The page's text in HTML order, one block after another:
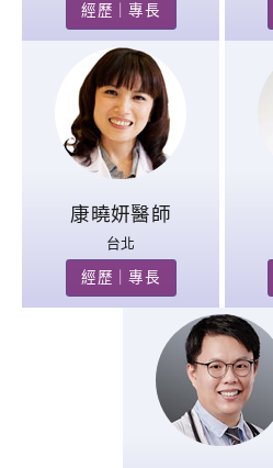
經歷｜專長
康曉妍醫師
台北
經歷｜專長